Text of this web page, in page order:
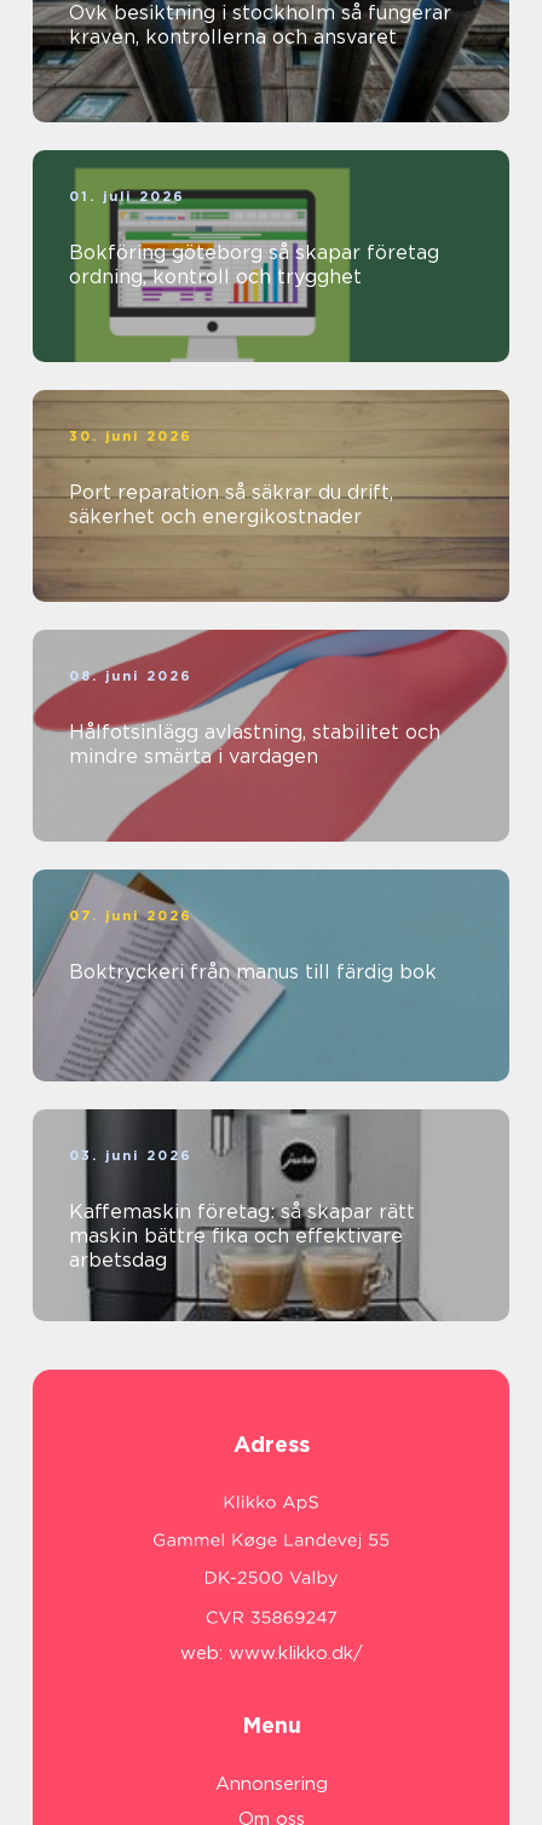
Ovk besiktning i stockholm så fungerar
kraven, kontrollerna och ansvaret
01. juli 2026
Bokföring göteborg så skapar företag
ordning, kontroll och trygghet
30. juni 2026
Port reparation så säkrar du drift,
säkerhet och energikostnader
08. juni 2026
Hålfotsinlägg avlastning, stabilitet och
mindre smärta i vardagen
07. juni 2026
Boktryckeri från manus till färdig bok
03. juni 2026
Kaffemaskin företag: så skapar rätt
maskin bättre fika och effektivare
arbetsdag
Adress
web: www.klikko.dk/
Menu
Annonsering
Om oss